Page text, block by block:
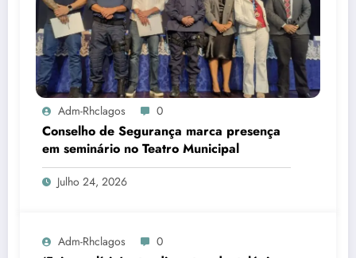
Adm-Rhclagos 0
Conselho de Segurança marca presença
em seminário no Teatro Municipal
Julho 24, 2026
Adm-Rhclagos 0